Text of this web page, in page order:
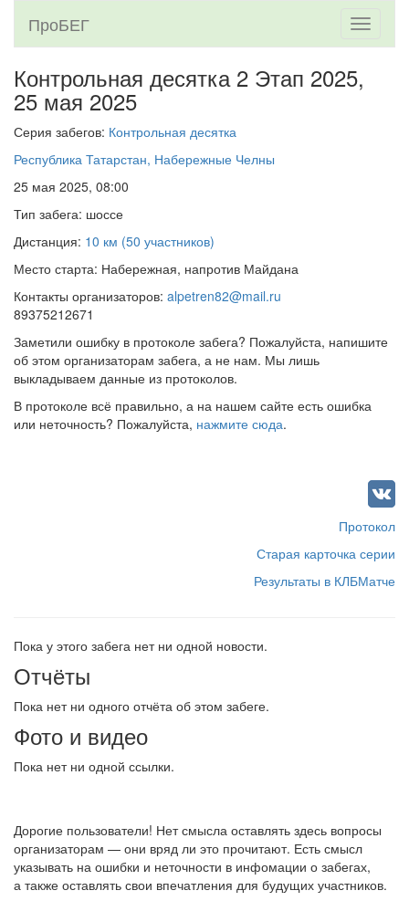
Toggle
ПроБЕГ
Контрольная десятка 2 Этап 2025,
25 мая 2025
Серия забегов: Контрольная десятка
Республика Татарстан, Набережные Челны
25 мая 2025, 08:00
Тип забега: шоссе
Дистанция: 10 км (50 участников)
Место старта: Набережная, напротив Майдана
Контакты организаторов: alpetren82@mail.ru
89375212671
Заметили ошибку в протоколе забега? Пожалуйста, напишите
об этом организаторам забега, а не нам. Мы лишь
выкладываем данные из протоколов.
В протоколе всё правильно, а на нашем сайте есть ошибка
или неточность? Пожалуйста, нажмите сюда.
Протокол
Старая карточка серии
Результаты в КЛБМатче
Пока у этого забега нет ни одной новости.
Отчёты
Пока нет ни одного отчёта об этом забеге.
Фото и видео
Пока нет ни одной ссылки.
Дорогие пользователи! Нет смысла оставлять здесь вопросы
организаторам — они вряд ли это прочитают. Есть смысл
указывать на ошибки и неточности в инфомации о забегах,
а также оставлять свои впечатления для будущих участников.